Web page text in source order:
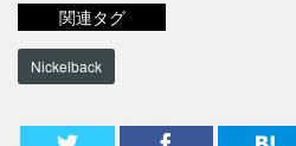
関連タグ
Nickelback